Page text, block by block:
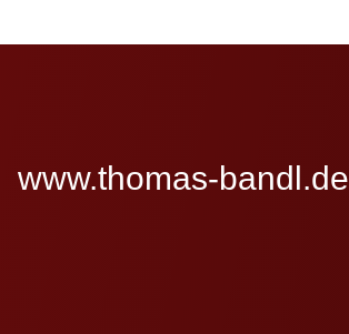
www.thomas-bandl.de